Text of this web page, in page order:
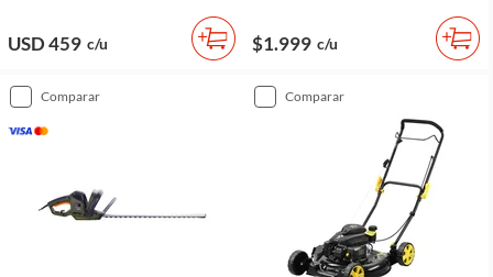
USD 459 c/u $1.999 c/u
comparar comparar